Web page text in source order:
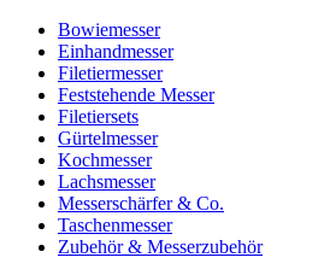
Bowiemesser
Einhandmesser
Filetiermesser
Feststehende Messer
Filetiersets
Gürtelmesser
Kochmesser
Lachsmesser
Messerschärfer & Co.
Taschenmesser
Zubehör & Messerzubehör